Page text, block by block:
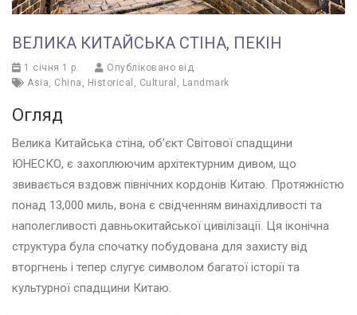
ВЕЛИКА КИТАЙСЬКА СТІНА, ПЕКІН
1 січня 1 р.
Опубліковано від
Asia, China , Historical , Cultural , Landmark
Огляд
Велика Китайська стіна, об’єкт Світової спадщини
ЮНЕСКО, є захоплюючим архітектурним дивом, що
звивається вздовж північних кордонів Китаю. Протяжністю
понад 13,000 миль, вона є свідченням винахідливості та
наполегливості давньокитайської цивілізації. Ця іконічна
структура була спочатку побудована для захисту від
вторгнень і тепер слугує символом багатої історії та
культурної спадщини Китаю.